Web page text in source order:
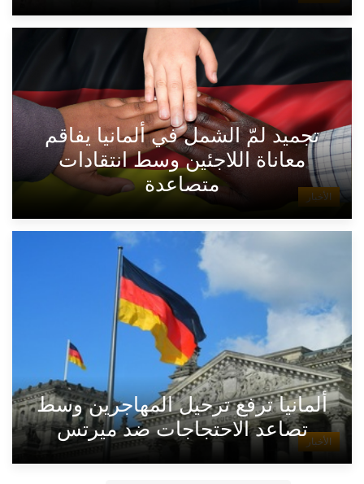
الأخبار
تجميد لمّ الشمل في ألمانيا يفاقم
معاناة اللاجئين وسط انتقادات
متصاعدة
الأخبار
ألمانيا ترفع ترحيل المهاجرين وسط
تصاعد الاحتجاجات ضد ميرتس